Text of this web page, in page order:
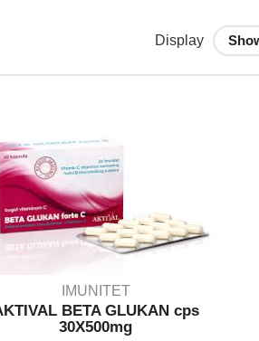
Display
IMUNITET
BETA GLUKAN cps
30X500mg